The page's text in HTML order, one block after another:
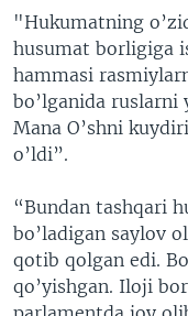
"Hukumatning
husumat borligiga
hammasi
bo’lganida ruslarni
Mana O’shni
o’ldi”.
“Bundan tashqari
bo’ladigan saylov
qotib qolgan edi.
qo’yishgan. Iloji